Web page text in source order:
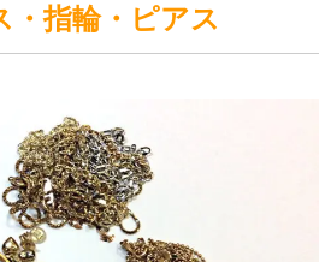
・指輪・ピアス